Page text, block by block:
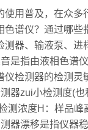
普及，在众多行
仪？通过哪些指
、输液泵、进样
指由液相色谱仪
检测器的检测灵
zui小检测度(也
测浓度H：样品峰
漂移是指仪器稳